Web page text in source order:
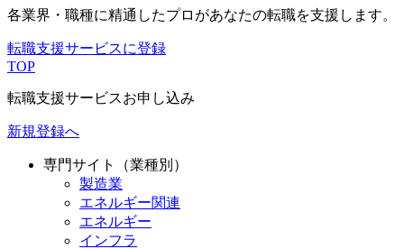
各業界・職種に精通したプロがあなたの転職を支援します。
転職支援サービスに登録
TOP
転職支援サービスお申し込み
新規登録へ
専門サイト（業種別）
製造業
エネルギー関連
エネルギー
インフラ